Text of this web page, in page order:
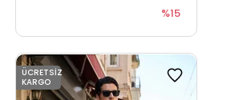
%15
ÜCRETSIZ
KARGO